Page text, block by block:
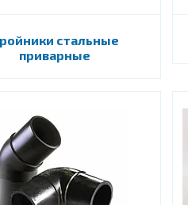
стальные
приварные